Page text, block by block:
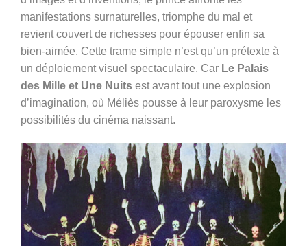
manifestations surnaturelles, triomphe du mal et
revient couvert de richesses pour épouser enfin sa
bien-aimée. Cette trame simple n’est qu’un prétexte à
un déploiement visuel spectaculaire. Car Le Palais
des Mille et Une Nuits est avant tout une explosion
d’imagination, où Méliès pousse à leur paroxysme les
possibilités du cinéma naissant.